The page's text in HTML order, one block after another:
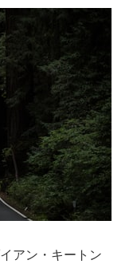
アン・キートン